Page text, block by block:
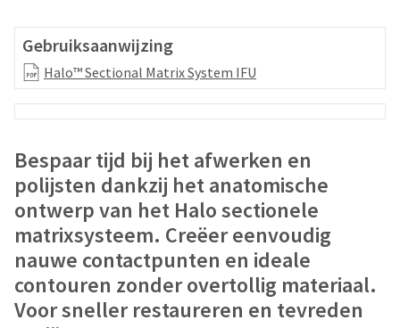
Gebruiksaanwijzing
Halo™ Sectional Matrix System IFU
Bespaar tijd bij het afwerken en
polijsten dankzij het anatomische
ontwerp van het Halo sectionele
matrixsysteem. Creëer eenvoudig
nauwe contactpunten en ideale
contouren zonder overtollig materiaal.
Voor sneller restaureren en tevreden
at
later
the
of
your
order
once
it
has
been
replenished.
account.
This
email
to
create
your
HighRadius
account
because
it
contains
a
unique